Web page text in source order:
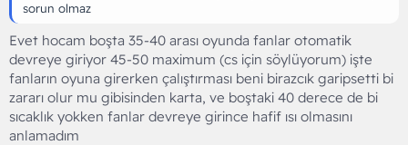
sorun olmaz
Evet hocam boşta 35-40 arası oyunda fanlar otomatik
devreye giriyor 45-50 maximum (cs için söylüyorum) işte
fanların oyuna girerken çalıştırması beni birazcık garipsetti bi
zararı olur mu gibisinden karta, ve boştaki 40 derece de bi
sıcaklık yokken fanlar devreye girince hafif ısı olmasını
anlamadım